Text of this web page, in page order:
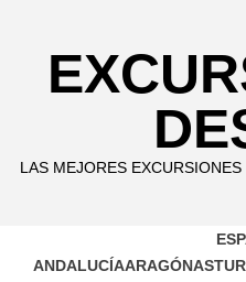
LAS MEJORES
ANDALUCÍAARAGÓN